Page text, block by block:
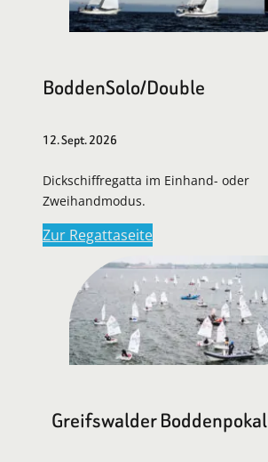
BoddenSolo/Double
12. Sept. 2026
Dickschiffregatta im Einhand- oder
Zweihandmodus.
Zur Regattaseite
Greifswalder Boddenpokal